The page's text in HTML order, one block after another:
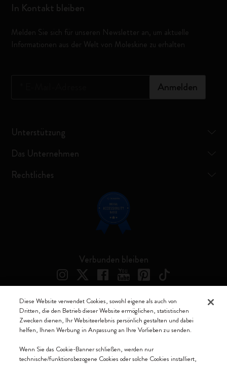
In Kontakt bleiben
Melden Sie sich für unseren Newsletter an, um aktuelle
Informationen aus der Welt von Moleskine zu erhalten
Anmelden
Unterstützung
Das Unternehmen
Rechtliches
Verbunden bleiben
Moleskine ® ist ein eingetragenes Warenzeichen von Moleskine Srl a
socio unico
Italia - P. IVA / CCIAA n. 07234480965 - REA MI 1945400 - Cap.
Soc. €2.181.513,42
Diese Website verwendet Cookies, sowohl eigene als auch von
Dritten, die den Betrieb dieser Website ermöglichen, statistischen
Zwecken dienen, Ihr Websiteerlebnis persönlich gestalten und dabei
helfen, Ihnen Werbung in Anpassung an Ihre Vorlieben zu senden.
Wenn Sie das Cookie-Banner schließen, werden nur
technische/funktionsbezogene Cookies oder solche Cookies installiert,